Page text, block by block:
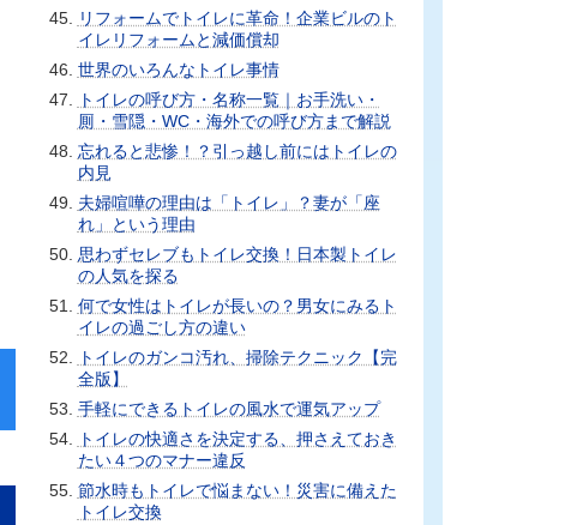
リフォームでトイレに革命！企業ビルのト
イレリフォームと減価償却
世界のいろんなトイレ事情
トイレの呼び方・名称一覧｜お手洗い・
厠・雪隠・WC・海外での呼び方まで解説
忘れると悲惨！？引っ越し前にはトイレの
内見
夫婦喧嘩の理由は「トイレ」？妻が「座
れ」という理由
思わずセレブもトイレ交換！日本製トイレ
の人気を探る
何で女性はトイレが長いの？男女にみるト
イレの過ごし方の違い
トイレのガンコ汚れ、掃除テクニック【完
全版】
手軽にできるトイレの風水で運気アップ
トイレの快適さを決定する、押さえておき
たい４つのマナー違反
節水時もトイレで悩まない！災害に備えた
トイレ交換